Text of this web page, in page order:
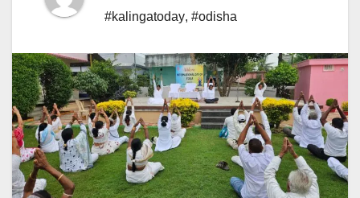
#kalingatoday, #odisha